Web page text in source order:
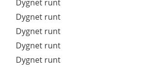
Dygnet runt
Dygnet runt
Dygnet runt
Dygnet runt
Dygnet runt